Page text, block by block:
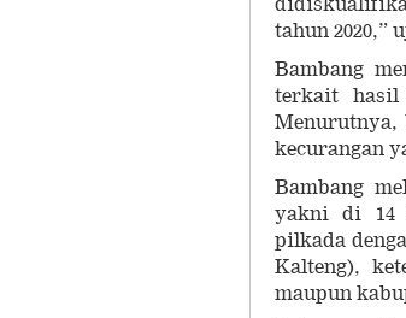
tahun 2020,”
Bambang
terkait hasil
Menurutnya,
kecurangan
Bambang
yakni di 14
pilkada
Kalteng),
maupun